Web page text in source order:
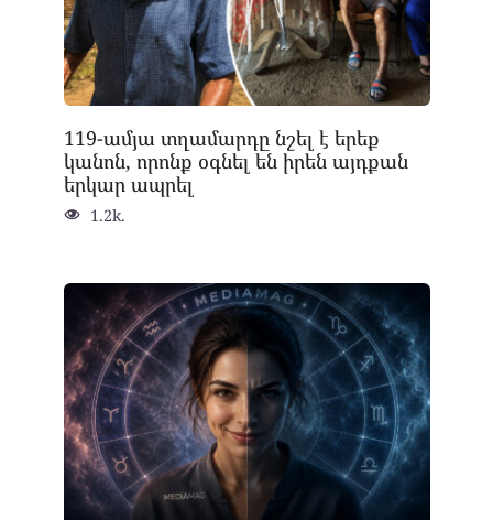
119-ամյա տղամարդը նշել է երեք
կանոն, որոնք օգնել են իրեն այդքան
երկար ապրել
1.2k.